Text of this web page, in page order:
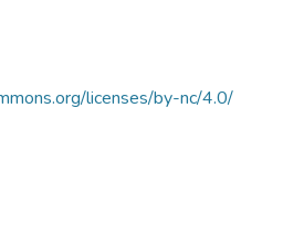
licenses/by-nc/4.0/